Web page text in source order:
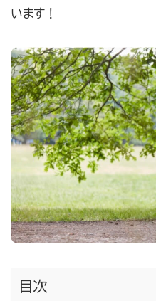
お問合せ・無料体験予約
います！
目次